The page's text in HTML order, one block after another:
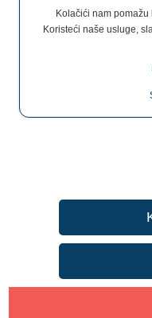
Kolačići nam pomažu
Koristeći naše usluge,